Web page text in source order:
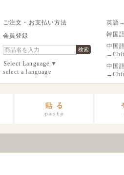
ご注文・お支払い方法
会員登録
検索
Select Language ▼
select a language
英語
韓国
中国
中国